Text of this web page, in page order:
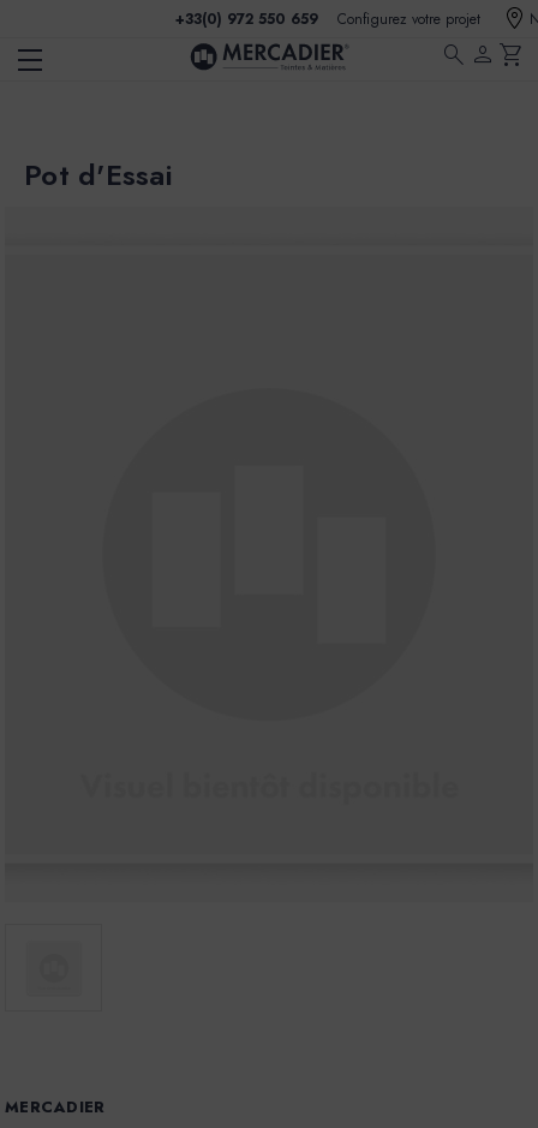
+33(0) 972 550 659 Configurez votre projet
search person shopping_cart
Pot d'Essai
MERCADIER